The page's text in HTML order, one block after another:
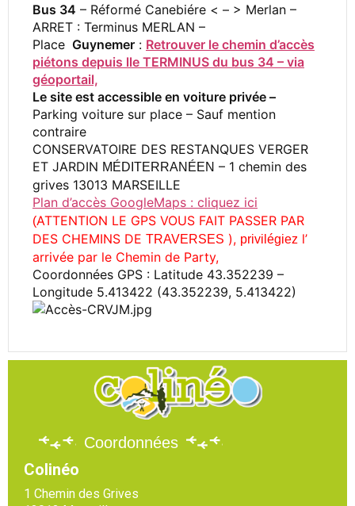
Bus 34 – Réformé Canebiére < – > Merlan –
ARRET : Terminus MERLAN –
Place Guynemer : Retrouver le chemin d’accès
piétons depuis lle TERMINUS du bus 34 – via
géoportail,
Le site est accessible en voiture privée –
Parking voiture sur place – Sauf mention
contraire
CONSERVATOIRE DES RESTANQUES VERGER
ET JARDIN MÉDITERRANÉEN – 1 chemin des
grives 13013 MARSEILLE
Plan d’accès GoogleMaps : cliquez ici
(ATTENTION LE GPS VOUS FAIT PASSER PAR
DES CHEMINS DE TRAVERSES ), privilégiez l’
arrivée par le Chemin de Party,
Coordonnées GPS : Latitude 43.352239 –
Longitude 5.413422 (43.352239, 5.413422)
Coordonnées
Colinéo
1 Chemin des Grives